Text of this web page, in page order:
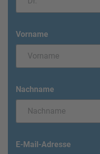
Vorname
Nachname
E-Mail-Adresse